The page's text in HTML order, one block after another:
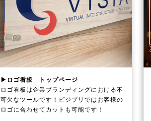
▶ロゴ看板 トップページ
ロゴ看板は企業ブランディングにおける不
可欠なツールです！ビジプリではお客様の
ロゴに合わせてカットも可能です！